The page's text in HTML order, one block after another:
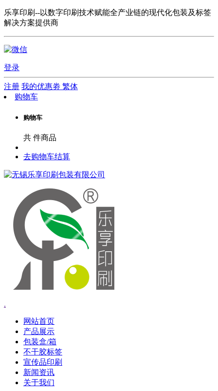
乐享印刷--以数字印刷技术赋能全产业链的现代化包装及标签
解决方案提供商
登录
注册 我的优惠劵 繁体
购物车
购物车
共 件商品
去购物车结算
.
网站首页
产品展示
包装盒/箱
不干胶标签
宣传品印刷
新闻资讯
关于我们